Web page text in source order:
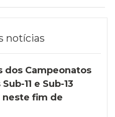
notícias
dos Campeonatos
11 e Sub-13
neste fim de